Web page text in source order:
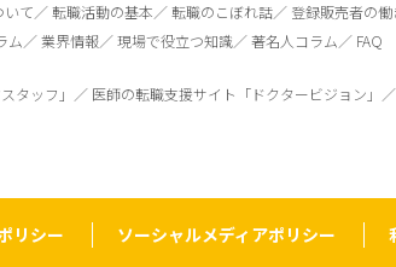
いて 転職活動の基本 転職のこぼれ話 登録販売者の
ム 業界情報 現場で役立つ知識 著名人コラム FAQ
タッフ」 医師の転職支援サイト「ドクタービジョン」
リシー ソーシャルメディアポリシー